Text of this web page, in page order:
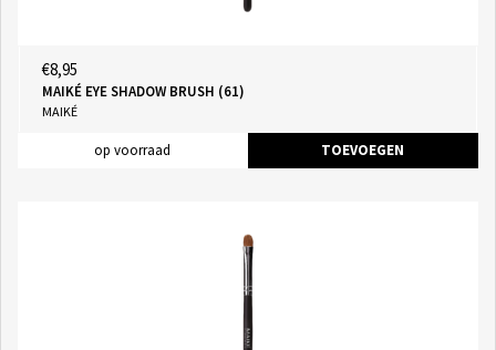
€8,95
MAIKÉ EYE SHADOW BRUSH (61)
MAIKÉ
op voorraad TOEVOEGEN